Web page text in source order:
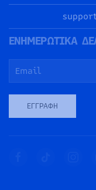
ΕΝΗΜΕΡΩΤΙΚΑ
ΕΓΓΡΑΦΉ